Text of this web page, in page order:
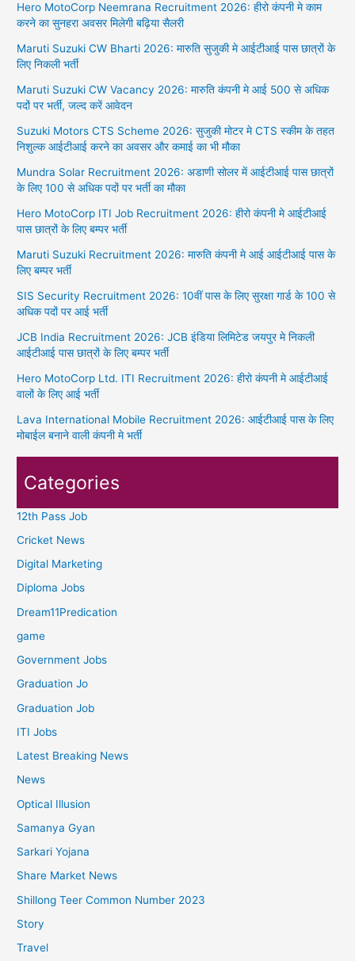
Hero MotoCorp Neemrana Recruitment 2026: हीरो कंपनी मे काम
करने का सुनहरा अवसर मिलेगी बढ़िया सैलरी
Maruti Suzuki CW Bharti 2026: मारुति सुजुकी मे आईटीआई पास छात्रों के
लिए निकली भर्ती
Maruti Suzuki CW Vacancy 2026: मारुति कंपनी मे आई 500 से अधिक
पदों पर भर्ती, जल्द करें आवेदन
Suzuki Motors CTS Scheme 2026: सुजुकी मोटर मे CTS स्कीम के तहत
निशुल्क आईटीआई करने का अवसर और कमाई का भी मौका
Mundra Solar Recruitment 2026: अडाणी सोलर में आईटीआई पास छात्रों
के लिए 100 से अधिक पदों पर भर्ती का मौका
Hero MotoCorp ITI Job Recruitment 2026: हीरो कंपनी मे आईटीआई
पास छात्रों के लिए बम्पर भर्ती
Maruti Suzuki Recruitment 2026: मारुति कंपनी मे आई आईटीआई पास के
लिए बम्पर भर्ती
SIS Security Recruitment 2026: 10वीं पास के लिए सुरक्षा गार्ड के 100 से
अधिक पदों पर आई भर्ती
JCB India Recruitment 2026: JCB इंडिया लिमिटेड जयपुर मे निकली
आईटीआई पास छात्रों के लिए बम्पर भर्ती
Hero MotoCorp Ltd. ITI Recruitment 2026: हीरो कंपनी मे आईटीआई
वालों के लिए आई भर्ती
Lava International Mobile Recruitment 2026: आईटीआई पास के लिए
मोबाईल बनाने वाली कंपनी मे भर्ती
Categories
12th Pass Job
Cricket News
Digital Marketing
Diploma Jobs
Dream11Predication
game
Government Jobs
Graduation Jo
Graduation Job
ITI Jobs
Latest Breaking News
News
Optical Illusion
Samanya Gyan
Sarkari Yojana
Share Market News
Shillong Teer Common Number 2023
Story
Travel